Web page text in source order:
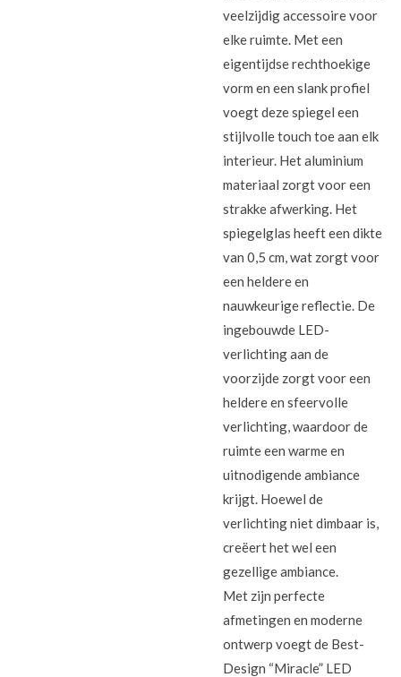
veelzijdig accessoire voor
elke ruimte. Met een
eigentijdse rechthoekige
vorm en een slank profiel
voegt deze spiegel een
stijlvolle touch toe aan elk
interieur. Het aluminium
materiaal zorgt voor een
strakke afwerking. Het
spiegelglas heeft een dikte
van 0,5 cm, wat zorgt voor
een heldere en
nauwkeurige reflectie. De
ingebouwde LED-
verlichting aan de
voorzijde zorgt voor een
heldere en sfeervolle
verlichting, waardoor de
ruimte een warme en
uitnodigende ambiance
krijgt. Hoewel de
verlichting niet dimbaar is,
creëert het wel een
gezellige ambiance.
Met zijn perfecte
afmetingen en moderne
ontwerp voegt de Best-
Design “Miracle” LED